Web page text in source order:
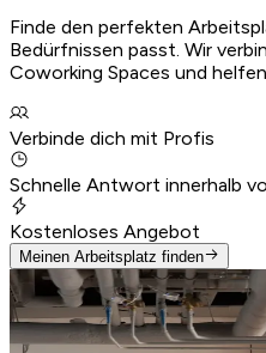
Finde den perfekten
Bedürfnissen passt. Wir
Coworking Spaces und
Verbinde dich mit Profis
Schnelle Antwort innerhalb
Kostenloses Angebot
Meinen Arbeitsplatz finden